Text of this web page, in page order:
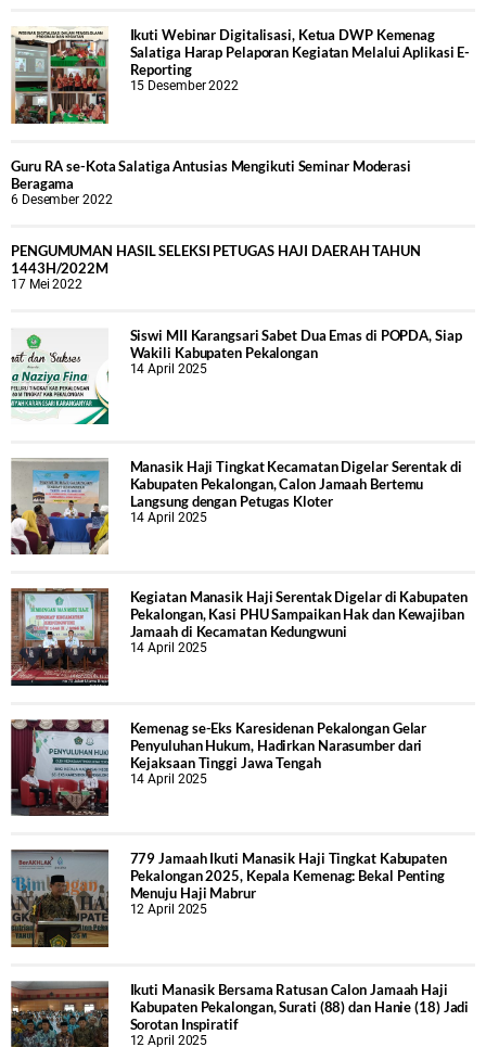
Ikuti Webinar Digitalisasi, Ketua DWP Kemenag
Salatiga Harap Pelaporan Kegiatan Melalui Aplikasi E-
Reporting
15 Desember 2022
Guru RA se-Kota Salatiga Antusias Mengikuti Seminar Moderasi
Beragama
6 Desember 2022
PENGUMUMAN HASIL SELEKSI PETUGAS HAJI DAERAH TAHUN
1443H/2022M
17 Mei 2022
Siswi MII Karangsari Sabet Dua Emas di POPDA, Siap
Wakili Kabupaten Pekalongan
14 April 2025
Manasik Haji Tingkat Kecamatan Digelar Serentak di
Kabupaten Pekalongan, Calon Jamaah Bertemu
Langsung dengan Petugas Kloter
14 April 2025
Kegiatan Manasik Haji Serentak Digelar di Kabupaten
Pekalongan, Kasi PHU Sampaikan Hak dan Kewajiban
Jamaah di Kecamatan Kedungwuni
14 April 2025
Kemenag se-Eks Karesidenan Pekalongan Gelar
Penyuluhan Hukum, Hadirkan Narasumber dari
Kejaksaan Tinggi Jawa Tengah
14 April 2025
779 Jamaah Ikuti Manasik Haji Tingkat Kabupaten
Pekalongan 2025, Kepala Kemenag: Bekal Penting
Menuju Haji Mabrur
12 April 2025
Ikuti Manasik Bersama Ratusan Calon Jamaah Haji
Kabupaten Pekalongan, Surati (88) dan Hanie (18) Jadi
Sorotan Inspiratif
12 April 2025